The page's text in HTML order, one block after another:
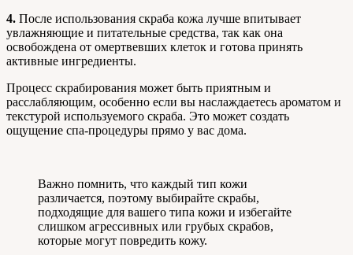
4. После использования скраба кожа лучше впитывает
увлажняющие и питательные средства, так как она
освобождена от омертвевших клеток и готова принять
активные ингредиенты.
Процесс скрабирования может быть приятным и
расслабляющим, особенно если вы наслаждаетесь ароматом и
текстурой используемого скраба. Это может создать
ощущение спа-процедуры прямо у вас дома.
Важно помнить, что каждый тип кожи
различается, поэтому выбирайте скрабы,
подходящие для вашего типа кожи и избегайте
слишком агрессивных или грубых скрабов,
которые могут повредить кожу.